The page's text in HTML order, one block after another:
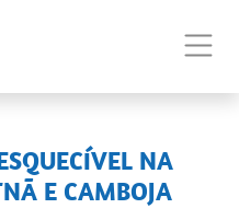
E CAMBOJA